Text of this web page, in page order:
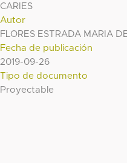
CARIES
Autor
FLORES ESTRADA MARIA
Fecha de publicación
2019-09-26
Tipo de documento
Proyectable